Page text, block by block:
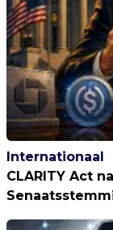
Internationaal
CLARITY Act